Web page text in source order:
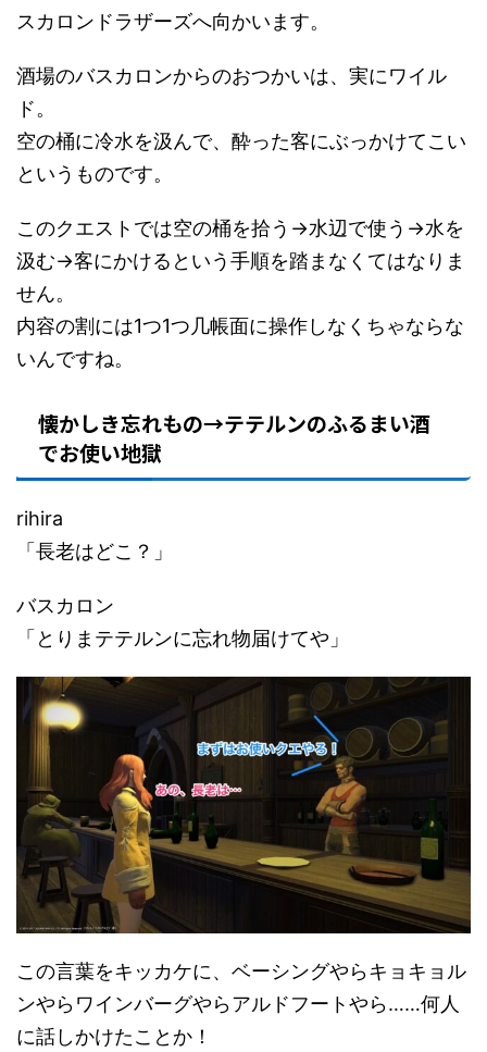
スカロンドラザーズへ向かいます。
酒場のバスカロンからのおつかいは、実にワイル
ド。
空の桶に冷水を汲んで、酔った客にぶっかけてこい
というものです。
このクエストでは空の桶を拾う→水辺で使う→水を
汲む→客にかけるという手順を踏まなくてはなりま
せん。
内容の割には1つ1つ几帳面に操作しなくちゃならな
いんですね。
懐かしき忘れもの→テテルンのふるまい酒
でお使い地獄
rihira
「長老はどこ？」
バスカロン
「とりまテテルンに忘れ物届けてや」
この言葉をキッカケに、ベーシングやらキョキョル
ンやらワインバーグやらアルドフートやら……何人
に話しかけたことか！